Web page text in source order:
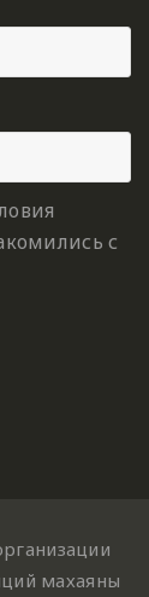
с
махаяны